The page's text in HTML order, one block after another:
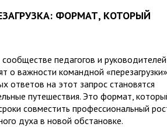
ФОРМАТ, КОТОРЫЙ
педагогов и руководителей
о важности командной
ответов на этот запрос становятся
путешествия. Это формат,
совместить профессиональный
духа в новой обстановке.